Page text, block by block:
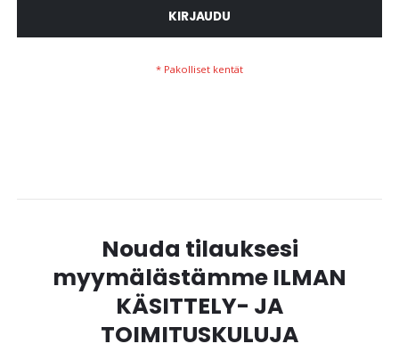
KIRJAUDU
Nouda tilauksesi
myymälästämme ILMAN
KÄSITTELY- JA
TOIMITUSKULUJA